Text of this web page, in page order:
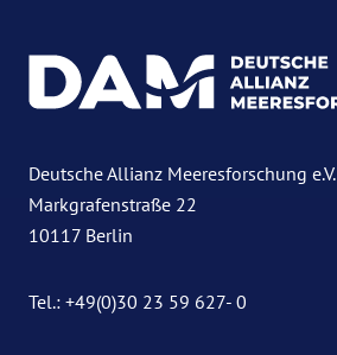
Deutsche Allianz Meeresforschung e.V.
Markgrafenstraße 22
10117 Berlin
Tel.: +49(0)30 23 59 627- 0